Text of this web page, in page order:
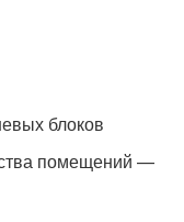
блоков
помещений —